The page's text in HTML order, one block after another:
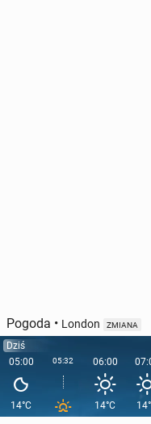
Pogoda • London ZMIANA
Dziś
05:00
14°C
05:32 06:00
14°C